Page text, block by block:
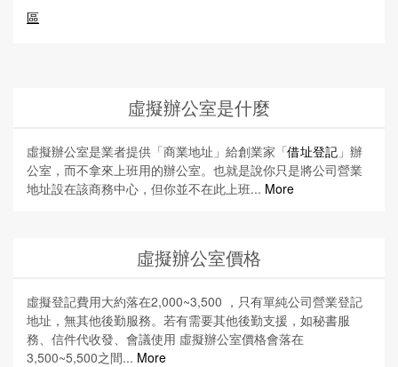
區
虛擬辦公室是什麼
虛擬辦公室是業者提供「商業地址」給創業家「借址登記 」辦
公室，而不拿來上班用的辦公室。也就是說你只是將公司營業
地址設在該商務中心，但你並不在此上班... More
虛擬辦公室價格
虛擬登記費用大約落在2,000~3,500 ，只有單純公司營業登記
地址，無其他後勤服務。若有需要其他後勤支援，如秘書服
務、信件代收發、會議使用 虛擬辦公室價格會落在
3,500~5,500之間... More